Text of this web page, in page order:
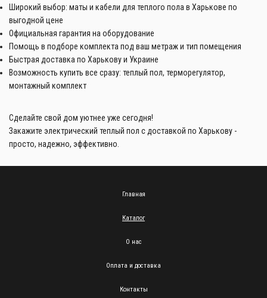
Широкий выбор: маты и кабели для теплого пола в Харькове по
выгодной цене
Официальная гарантия на оборудование
Помощь в подборе комплекта под ваш метраж и тип помещения
Быстрая доставка по Харькову и Украине
Возможность купить все сразу: теплый пол, терморегулятор,
монтажный комплект
Сделайте свой дом уютнее уже сегодня!
Закажите электрический теплый пол с доставкой по Харькову -
просто, надежно, эффективно.
Главная
Каталог
О нас
Оплата и доставка
Контакты